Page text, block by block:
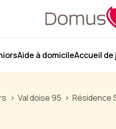
Aide à domicileAccueil de
Val doise 95 Résidence